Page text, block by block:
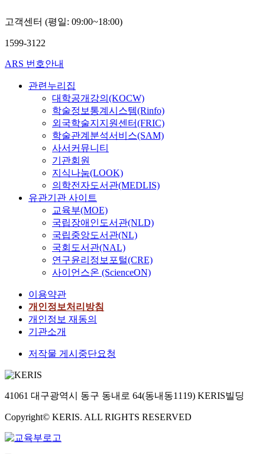
고객센터 (평일: 09:00~18:00)
1599-3122
ARS 번호안내
관련누리집
대학공개강의(KOCW)
학술정보통계시스템(Rinfo)
외국학술지지원센터(FRIC)
학술관계분석서비스(SAM)
사서커뮤니티
기관회원
지식나눔(LOOK)
의학전자도서관(MEDLIS)
유관기관 사이트
교육부(MOE)
국립장애인도서관(NLD)
국립중앙도서관(NL)
국회도서관(NAL)
연구윤리정보포털(CRE)
사이언스온 (ScienceON)
이용약관
개인정보처리방침
개인정보 재동의
기관소개
저작물 게시중단요청
41061 대구광역시 동구 동내로 64(동내동1119) KERIS빌딩
Copyright© KERIS. ALL RIGHTS RESERVED